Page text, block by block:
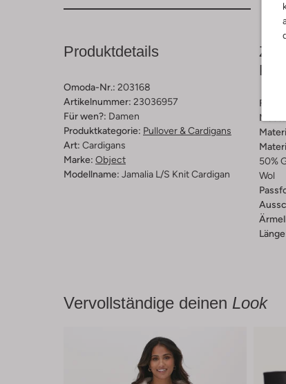
Produktdetails
Omoda-Nr.: 203168
Artikelnummer: 23036957
Für wen?: Damen
Produktkategorie: Pullover & Cardigans
Art: Cardigans
Marke: Object
Modellname: Jamalia L/s Knit Cardigan
Farbe :
50%
Wol
Vervollständige deinen Look